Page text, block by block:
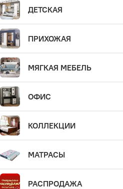
ДЕТСКАЯ
ПРИХОЖАЯ
МЯГКАЯ МЕБЕЛЬ
ОФИС
КОЛЛЕКЦИИ
МАТРАСЫ
РАСПРОДАЖА